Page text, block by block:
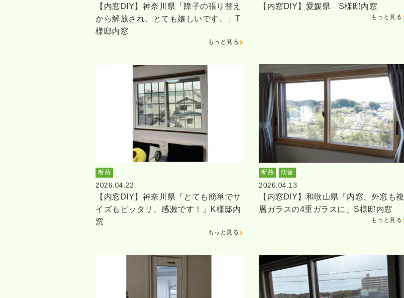
【内窓DIY】神奈川県「障子の張り替え
から解放され、とても嬉しいです。」T
様邸内窓
もっと見る
【内窓DIY】愛媛県 S様邸内窓
もっと見る
断熱
2026.04.22
【内窓DIY】神奈川県「とても簡単でサ
イズもピッタリ、感激です！」K様邸内
窓
もっと見る
断熱 防音
2026.04.13
【内窓DIY】和歌山県「内窓、外窓も複
層ガラスの4重ガラスに」S様邸内窓
もっと見る